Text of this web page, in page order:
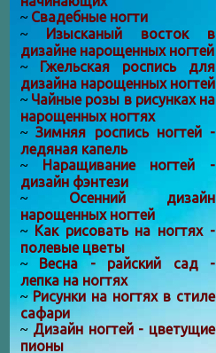
~ Свадебные ногти
~ Изысканый восток в
дизайне нарощенных ногтей
~ Гжельская роспись для
дизайна нарощенных ногтей
~ Чайные розы в рисунках на
нарощенных ногтях
~Зимняя роспись ногтей -
ледяная капель
~ Наращивание ногтей -
дизайн фэнтези
~ Осенний дизайн
нарощенных ногтей
~ Как рисовать на ногтях -
полевые цветы
~ Весна - райский сад -
лепка на ногтях
~Рисунки на ногтях в стиле
сафари
~ Дизайн ногтей - цветущие
пионы